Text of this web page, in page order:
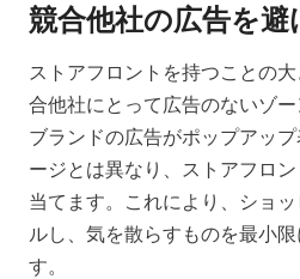
競合他社の広告を避
ストアフロントを持つことの
合他社にとって広告のないゾ
ブランドの広告がポップアッ
ージとは異なり、ストアフロ
当てます。これにより、ショ
ルし、気を散らすものを最小
す。